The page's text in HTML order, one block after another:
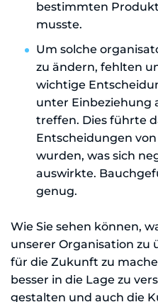
bestimmten
musste.
Um solche
zu ändern, fehlten
wichtige
unter Einbeziehung
treffen. Dies führte
Entscheidungen
wurden, was sich
auswirkte.
genug.
Wie Sie sehen können,
unserer Organisation zu
für die Zukunft zu
besser in die Lage zu
gestalten und auch die